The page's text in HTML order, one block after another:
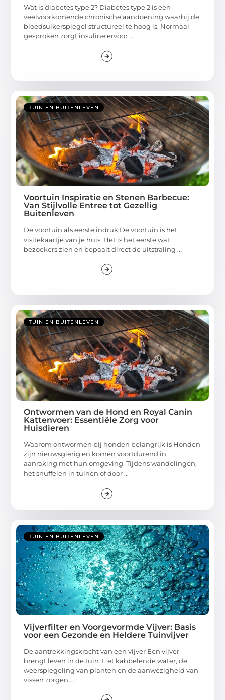
Wat is diabetes type 2? Diabetes type 2 is een
veelvoorkomende chronische aandoening waarbij de
bloedsuikerspiegel structureel te hoog is. Normaal
gesproken zorgt insuline ervoor ...
TUIN EN BUITENLEVEN
Voortuin Inspiratie en Stenen Barbecue:
Van Stijlvolle Entree tot Gezellig
Buitenleven
De voortuin als eerste indruk De voortuin is het
visitekaartje van je huis. Het is het eerste wat
bezoekers zien en bepaalt direct de uitstraling ...
TUIN EN BUITENLEVEN
Ontwormen van de Hond en Royal Canin
Kattenvoer: Essentiële Zorg voor
Huisdieren
Waarom ontwormen bij honden belangrijk is Honden
zijn nieuwsgierig en komen voortdurend in
aanraking met hun omgeving. Tijdens wandelingen,
het snuffelen in tuinen of door ...
TUIN EN BUITENLEVEN
Vijverfilter en Voorgevormde Vijver: Basis
voor een Gezonde en Heldere Tuinvijver
De aantrekkingskracht van een vijver Een vijver
brengt leven in de tuin. Het kabbelende water, de
weerspiegeling van planten en de aanwezigheid van
vissen zorgen ...